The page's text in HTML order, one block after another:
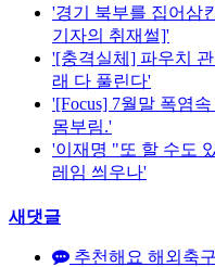
'경기 북부를 집어삼
기자의 취재썰]'
'[충격실체] 파우치
래 다 풀린다'
'[Focus] 7월말 폭염
몸부림.'
'이재명 "또 할 수도
레임 씌우나'
새댓글
추천해요 해외축